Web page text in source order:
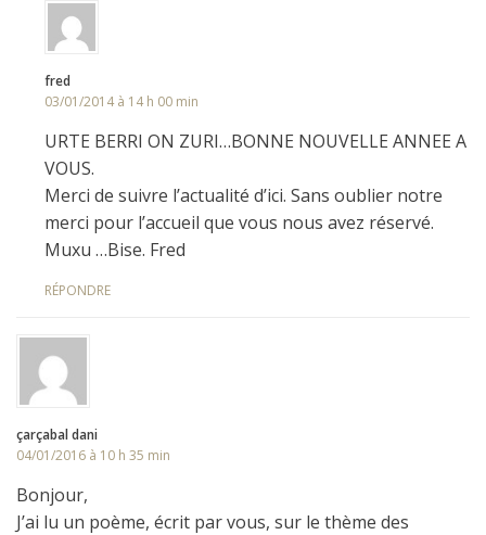
fred
03/01/2014 à 14 h 00 min
URTE BERRI ON ZURI…BONNE NOUVELLE ANNEE A
VOUS.
Merci de suivre l’actualité d’ici. Sans oublier notre
merci pour l’accueil que vous nous avez réservé.
Muxu …Bise. Fred
RÉPONDRE
çarçabal dani
04/01/2016 à 10 h 35 min
Bonjour,
J’ai lu un poème, écrit par vous, sur le thème des